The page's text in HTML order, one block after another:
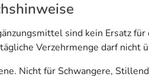
sind kein Ersatz
Verzehrmenge darf nicht
Nicht für Schwangere,